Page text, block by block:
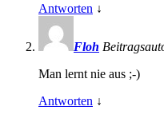
Antworten ↓
Floh
Man lernt nie aus ;-)
Antworten ↓